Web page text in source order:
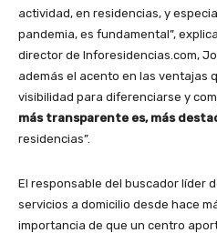
actividad, en residencias, y
pandemia, es fundamental”,
director de Inforesidencias.com,
además el acento en las ventajas
visibilidad para diferenciarse y
más transparente es, más
residencias”.
El responsable del buscador líder
servicios a domicilio desde hace
importancia de que un centro